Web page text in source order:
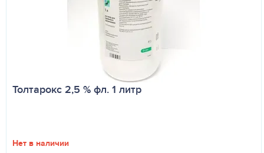
Толтарокс 2,5 % фл. 1 литр
Нет в наличии